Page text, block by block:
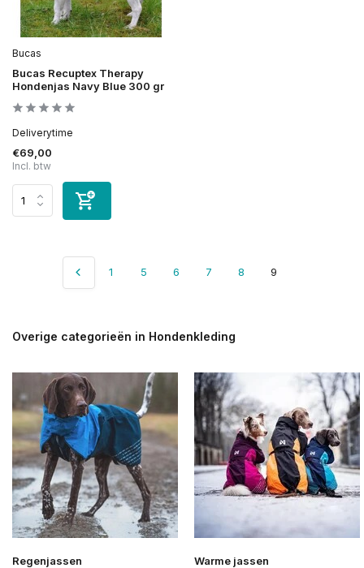
Bucas
Bucas Recuptex Therapy
Hondenjas Navy Blue 300 gr
Deliverytime
€69,00
Incl. btw
1 5 6 7 8 9
Overige categorieën in Hondenkleding
Regenjassen Warme jassen